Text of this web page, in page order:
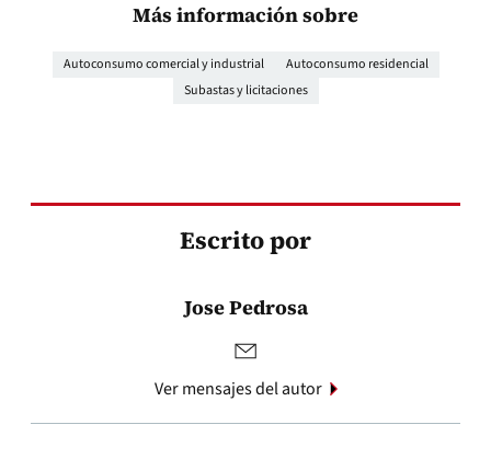
Más información sobre
Autoconsumo comercial y industrial
Autoconsumo residencial
Subastas y licitaciones
Escrito por
Jose Pedrosa
Ver mensajes del autor